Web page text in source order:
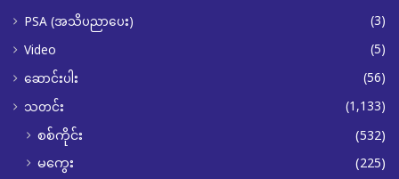
PSA (အသိပညာပေး)
(3)
Video
(5)
ဆောင်းပါး
(56)
သတင်း
(1,133)
စစ်ကိုင်း
(532)
မကွေး
(225)